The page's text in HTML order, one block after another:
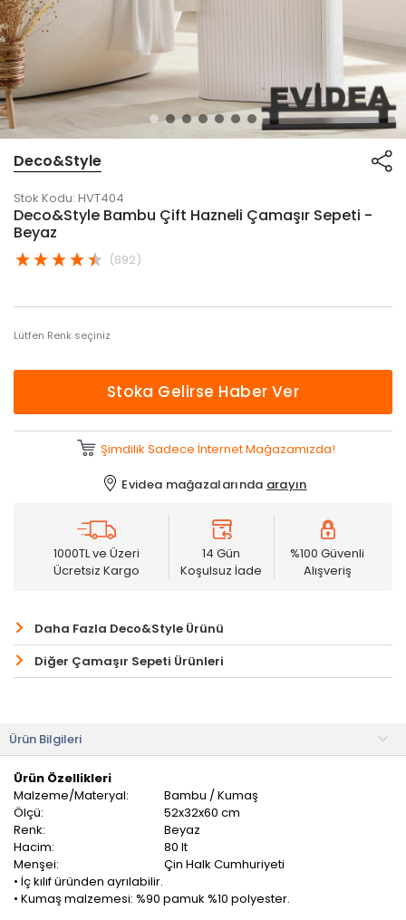
Deco&Style
Stok Kodu: HVT404
Deco&Style Bambu Çift Hazneli Çamaşır Sepeti -
Beyaz
(892)
Lütfen Renk seçiniz
Stoka Gelirse Haber Ver
Şimdilik Sadece İnternet Mağazamızda!
Evidea mağazalarında arayın
1000TL ve Üzeri
Ücretsiz Kargo
14 Gün
Koşulsuz İade
%100 Güvenli
Alışveriş
Daha Fazla Deco&Style Ürünü
Diğer Çamaşır Sepeti Ürünleri
Ürün Bilgileri
Ürün Özellikleri
Malzeme/Materyal:
Bambu / Kumaş
Ölçü:
52x32x60 cm
Renk:
Beyaz
Hacim:
80 lt
Menşei:
Çin Halk Cumhuriyeti
• İç kılıf üründen ayrılabilir.
• Kumaş malzemesi: %90 pamuk %10 polyester.